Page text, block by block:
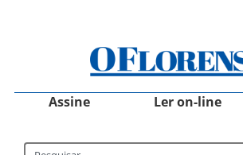
Assine Ler on-line